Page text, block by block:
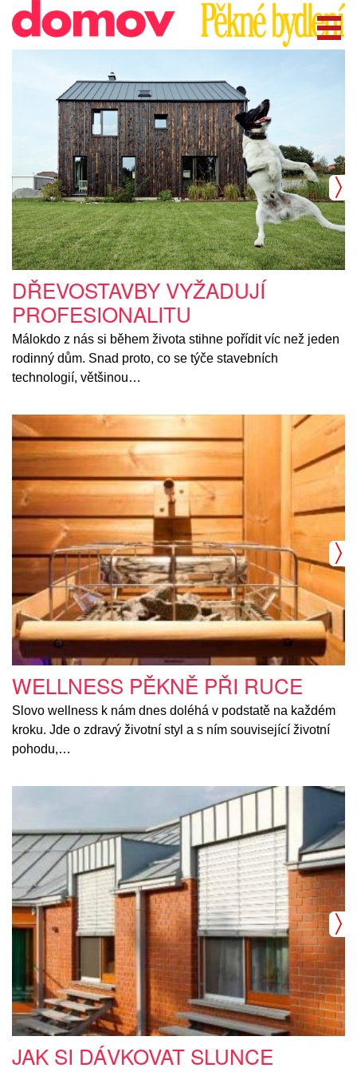
DŘEVOSTAVBY VYŽADUJÍ
PROFESIONALITU
Málokdo z nás si během života stihne pořídit víc než jeden
rodinný dům. Snad proto, co se týče stavebních
technologií, většinou…
WELLNESS PĚKNĚ PŘI RUCE
Slovo wellness k nám dnes doléhá v podstatě na každém
kroku. Jde o zdravý životní styl a s ním související životní
pohodu,…
JAK SI DÁVKOVAT SLUNCE